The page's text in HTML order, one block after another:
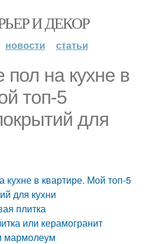
И ДЕКОР
новости статьи
на кухне в
топ-5
для
кухне в квартире. Мой топ-5
для кухни
плитка
или керамогранит
мармолеум